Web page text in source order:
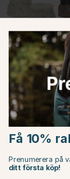
Vit
Beskrivning
Om tillverkaren
Omdömen
Choose
EU
Få 10%
Prenumerera på
ditt första köp!